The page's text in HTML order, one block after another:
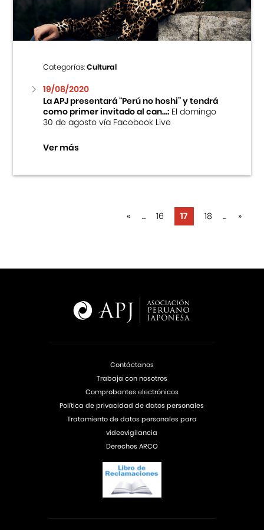
Categorías:Cultural
19/08/2020
La APJ presentará “Perú no hoshi” y tendrá
como primer invitado al can...:El domingo
30 de agosto vía Facebook Live
Ver más
« ... 16 17 18 ... »
Contáctanos
Trabaja con nosotros
Comprobantes electrónicos
Política de privacidad de datos personales
Tratamiento de datos personales para
videovigilancia
Derechos ARCO